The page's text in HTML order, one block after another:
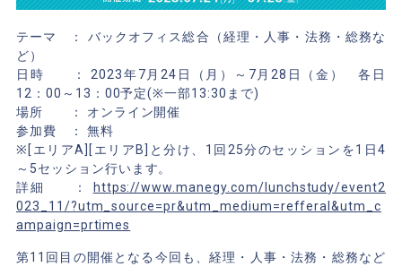
テーマ ： バックオフィス総合（経理・人事・法務・総務な
ど）
日時 ： 2023年7月24日（月）～7月28日（金） 各日
12：00～13：00予定(※一部13:30まで)
場所 ： オンライン開催
参加費 ： 無料
※[エリアA][エリアB]と分け、1回25分のセッションを1日4
～5セッション行います。
詳細 ：
https://www.manegy.com/lunchstudy/event2
023_11/?utm_source=pr&utm_medium=refferal&utm_c
ampaign=prtimes
第11回目の開催となる今回も、経理・人事・法務・総務など